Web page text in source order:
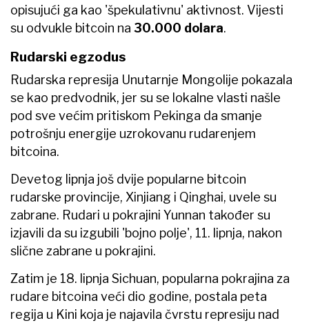
opisujući ga kao 'špekulativnu' aktivnost. Vijesti
su odvukle bitcoin na 30.000 dolara.
Rudarski egzodus
Rudarska represija Unutarnje Mongolije pokazala
se kao predvodnik, jer su se lokalne vlasti našle
pod sve većim pritiskom Pekinga da smanje
potrošnju energije uzrokovanu rudarenjem
bitcoina.
Devetog lipnja još dvije popularne bitcoin
rudarske provincije, Xinjiang i Qinghai, uvele su
zabrane. Rudari u pokrajini Yunnan također su
izjavili da su izgubili 'bojno polje', 11. lipnja, nakon
slične zabrane u pokrajini.
Zatim je 18. lipnja Sichuan, popularna pokrajina za
rudare bitcoina veći dio godine, postala peta
regija u Kini koja je najavila čvrstu represiju nad